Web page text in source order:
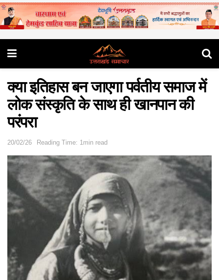
क्या इतिहास बन जाएगा पर्वतीय समाज में
लोक संस्कृति के साथ ही खानपान की
परंपरा
20/02/26 Reading Time: 1min read